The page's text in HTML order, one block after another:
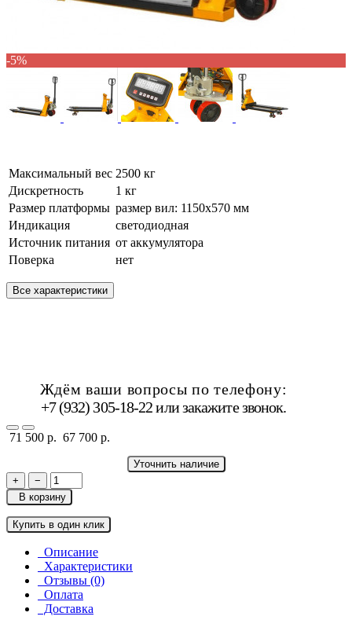
-5%
Максимальный вес 2500 кг
Дискретность
1 кг
Размер платформы размер вил: 1150х570 мм
Индикация
светодиодная
Источник питания от аккумулятора
Поверка
нет
Все характеристики
Ждём ваши вопросы по телефону:
+7 (932) 305-18-22 илизакажите звонок.
71 500 р. 67 700 р.
Уточнить наличие
+
−
В корзину
Купить в один клик
Описание
Характеристики
Отзывы (0)
Оплата
Доставка